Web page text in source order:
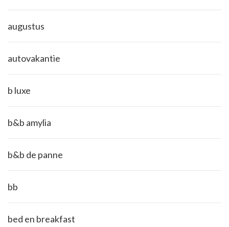
augustus
autovakantie
b luxe
b&b amylia
b&b de panne
bb
bed en breakfast